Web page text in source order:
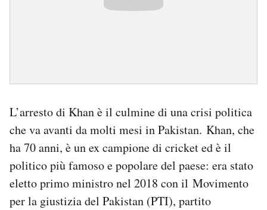
L’arresto di Khan è il culmine di una crisi politica
che va avanti da molti mesi in Pakistan. Khan, che
ha 70 anni, è un ex campione di cricket ed è il
politico più famoso e popolare del paese: era stato
eletto primo ministro nel 2018 con il Movimento
per la giustizia del Pakistan (PTI), partito